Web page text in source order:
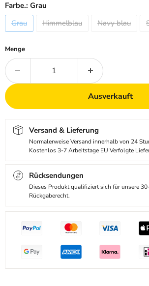
Farbe.: Grau
Grau
Himmelblau Navy blau
Menge
Ausverkauft
Versand & Lieferung
Normalerweise Versand innerhalb von 24
Kostenlos 3-7 Arbeitstage EU Verfolgte
Rücksendungen
Dieses Produkt qualifiziert sich für unsere
Rückgaberecht.